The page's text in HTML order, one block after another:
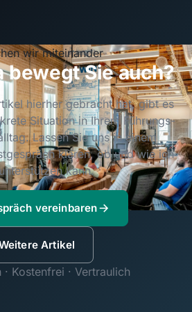
wir miteinander
bewegt Sie auch?
hierher gebracht hat, gibt es
Situation in Ihrem Führungs-
Lassen Sie uns in einem
klären, ob und wie ich
kann.
vereinbaren
Artikel
Kostenfrei · Vertraulich